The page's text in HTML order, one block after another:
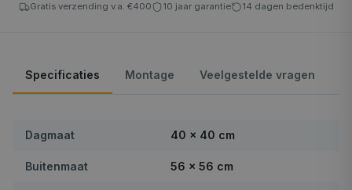
Gratis verzending v.a. €400 10 jaar garantie 14 dagen bedenktijd
Specificaties Montage Veelgestelde vragen
Dagmaat 40 × 40 cm
Buitenmaat 56 × 56 cm